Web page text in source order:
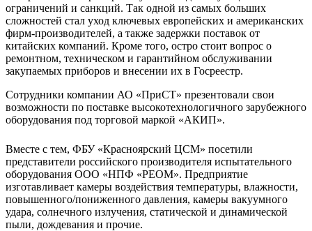
ограничений и санкций. Так одной из самых больших
сложностей стал уход ключевых европейских и американских
фирм-производителей, а также задержки поставок от
китайских компаний. Кроме того, остро стоит вопрос о
ремонтном, техническом и гарантийном обслуживании
закупаемых приборов и внесении их в Госреестр.
Сотрудники компании АО «ПриСТ» презентовали свои
возможности по поставке высокотехнологичного зарубежного
оборудования под торговой маркой «АКИП».
Вместе с тем, ФБУ «Красноярский ЦСМ» посетили
представители российского производителя испытательного
оборудования ООО «НПФ «РЕОМ». Предприятие
изготавливает камеры воздействия температуры, влажности,
повышенного/пониженного давления, камеры вакуумного
удара, солнечного излучения, статической и динамической
пыли, дождевания и прочие.